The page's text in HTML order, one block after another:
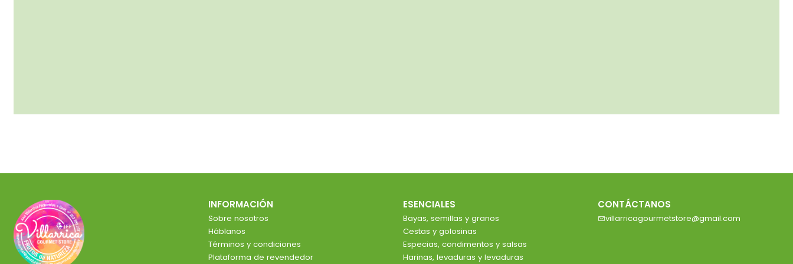
INFORMACIÓN
Sobre nosotros
Háblanos
Términos y condiciones
Plataforma de revendedor
ESENCIALES
Bayas, semillas y granos
Cestas y golosinas
Especias, condimentos y salsas
Harinas, levaduras y levaduras
CONTÁCTANOS
villarricagourmetstore@gmail.com